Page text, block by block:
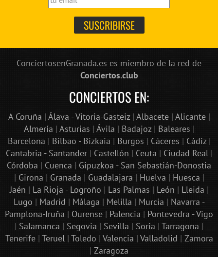
ConciertosenGranada.es es miembro de la red de
Conciertos.club
CONCIERTOS EN:
A Coruña | Álava - Vitoria-Gasteiz| Albacete| Alicante|
Almería | Asturias | Ávila | Badajoz| Baleares |
Barcelona | Bilbao - Bizkaia | Burgos | Cáceres | Cádiz|
Cantabria - Santander| Castellón | Ceuta | Ciudad Real|
Córdoba | Cuenca | Gipuzkoa - San Sebastián-Donostia
| Girona | Granada | Guadalajara | Huelva | Huesca |
Jaén | La Rioja - Logroño | Las Palmas | León | Lleida |
Lugo | Madrid | Málaga | Melilla | Murcia | Navarra -
Pamplona-Iruña | Ourense | Palencia | Pontevedra - Vigo
| Salamanca | Segovia | Sevilla | Soria | Tarragona |
Tenerife| Teruel| Toledo | Valencia | Valladolid | Zamora
| Zaragoza